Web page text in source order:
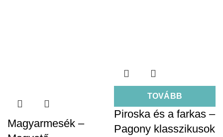
Magyarmesék –
TOVÁBB
Piroska és a farkas –
Pagony klasszikusok